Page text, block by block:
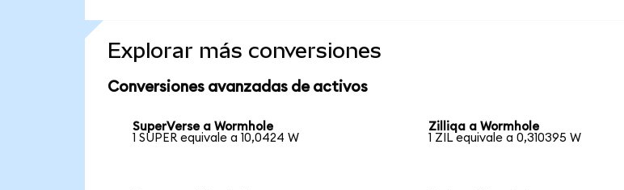
Explorar más conversiones
Conversiones avanzadas de activos
SuperVerse a Wormhole
1 SUPER equivale a 10,0424 W
Zilliqa a Wormhole
1 ZIL equivale a 0,310395 W